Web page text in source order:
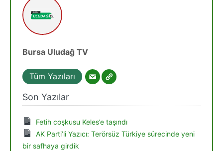
Bursa Uludağ TV
Tüm Yazıları
Son Yazılar
Fetih coşkusu Keles’e taşındı
AK Parti’li Yazıcı: Terörsüz Türkiye sürecinde yeni
bir safhaya girdik